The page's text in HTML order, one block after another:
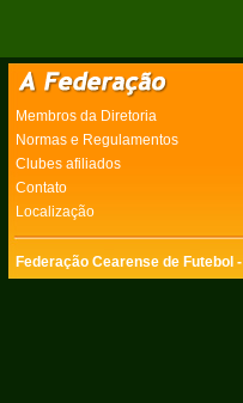
Membros da Diretoria
Normas e Regulamentos
Clubes afiliados
Contato
Localização
Federação Cearense de Futebol -